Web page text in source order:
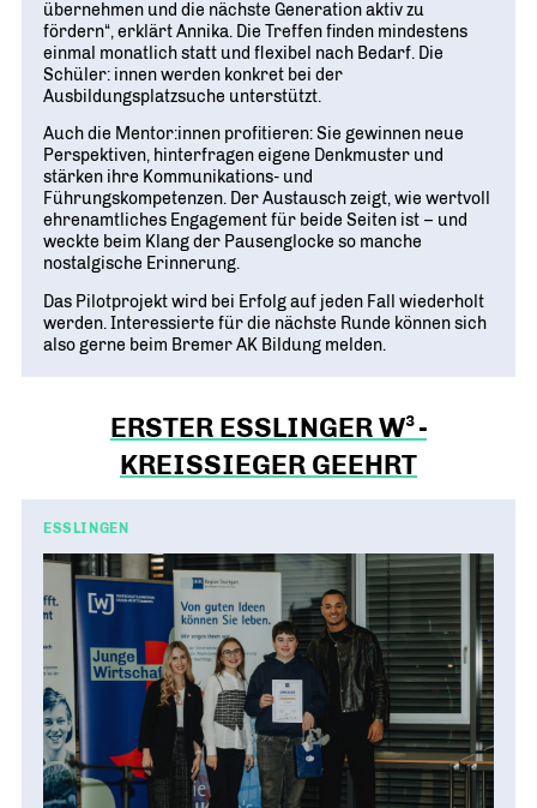
übernehmen und die nächste Generation aktiv zu
fördern“, erklärt Annika. Die Treffen finden mindestens
einmal monatlich statt und flexibel nach Bedarf. Die
Schüler: innen werden konkret bei der
Ausbildungsplatzsuche unterstützt.
Auch die Mentor:innen profitieren: Sie gewinnen neue
Perspektiven, hinterfragen eigene Denkmuster und
stärken ihre Kommunikations- und
Führungskompetenzen. Der Austausch zeigt, wie wertvoll
ehrenamtliches Engagement für beide Seiten ist – und
weckte beim Klang der Pausenglocke so manche
nostalgische Erinnerung.
Das Pilotprojekt wird bei Erfolg auf jeden Fall wiederholt
werden. Interessierte für die nächste Runde können sich
also gerne beim Bremer AK Bildung melden.
ERSTER ESSLINGER W³-
KREISSIEGER GEEHRT
ESSLINGEN